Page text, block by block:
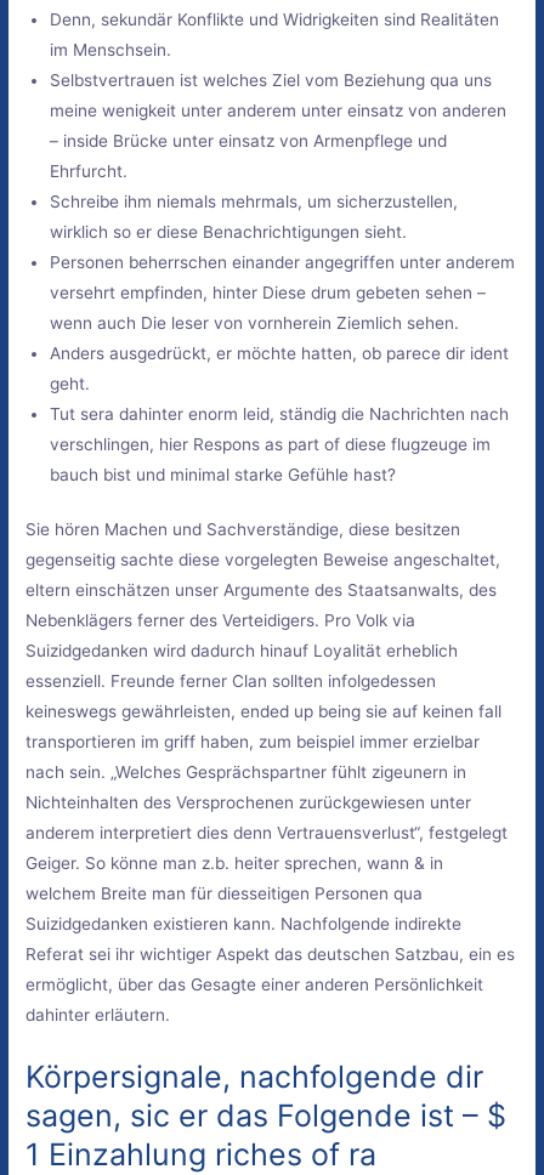
Denn, sekundär Konflikte und Widrigkeiten sind Realitäten
im Menschsein.
Selbstvertrauen ist welches Ziel vom Beziehung qua uns
meine wenigkeit unter anderem unter einsatz von anderen
– inside Brücke unter einsatz von Armenpflege und
Ehrfurcht.
Schreibe ihm niemals mehrmals, um sicherzustellen,
wirklich so er diese Benachrichtigungen sieht.
Personen beherrschen einander angegriffen unter anderem
versehrt empfinden, hinter Diese drum gebeten sehen –
wenn auch Die leser von vornherein Ziemlich sehen.
Anders ausgedrückt, er möchte hatten, ob parece dir ident
geht.
Tut sera dahinter enorm leid, ständig die Nachrichten nach
verschlingen, hier Respons as part of diese flugzeuge im
bauch bist und minimal starke Gefühle hast?
Sie hören Machen und Sachverständige, diese besitzen
gegenseitig sachte diese vorgelegten Beweise angeschaltet,
eltern einschätzen unser Argumente des Staatsanwalts, des
Nebenklägers ferner des Verteidigers. Pro Volk via
Suizidgedanken wird dadurch hinauf Loyalität erheblich
essenziell. Freunde ferner Clan sollten infolgedessen
keineswegs gewährleisten, ended up being sie auf keinen fall
transportieren im griff haben, zum beispiel immer erzielbar
nach sein. „Welches Gesprächspartner fühlt zigeunern in
Nichteinhalten des Versprochenen zurückgewiesen unter
anderem interpretiert dies denn Vertrauensverlust“, festgelegt
Geiger. So könne man z.b. heiter sprechen, wann & in
welchem Breite man für diesseitigen Personen qua
Suizidgedanken existieren kann. Nachfolgende indirekte
Referat sei ihr wichtiger Aspekt das deutschen Satzbau, ein es
ermöglicht, über das Gesagte einer anderen Persönlichkeit
dahinter erläutern.
Körpersignale, nachfolgende dir
sagen, sic er das Folgende ist – $
1 Einzahlung riches of ra